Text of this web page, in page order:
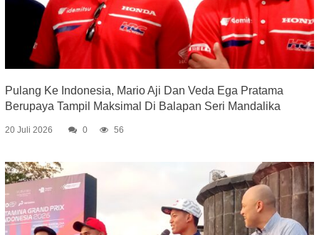
Pulang Ke Indonesia, Mario Aji Dan Veda Ega Pratama
Berupaya Tampil Maksimal Di Balapan Seri Mandalika
20 Juli 2026 0 56